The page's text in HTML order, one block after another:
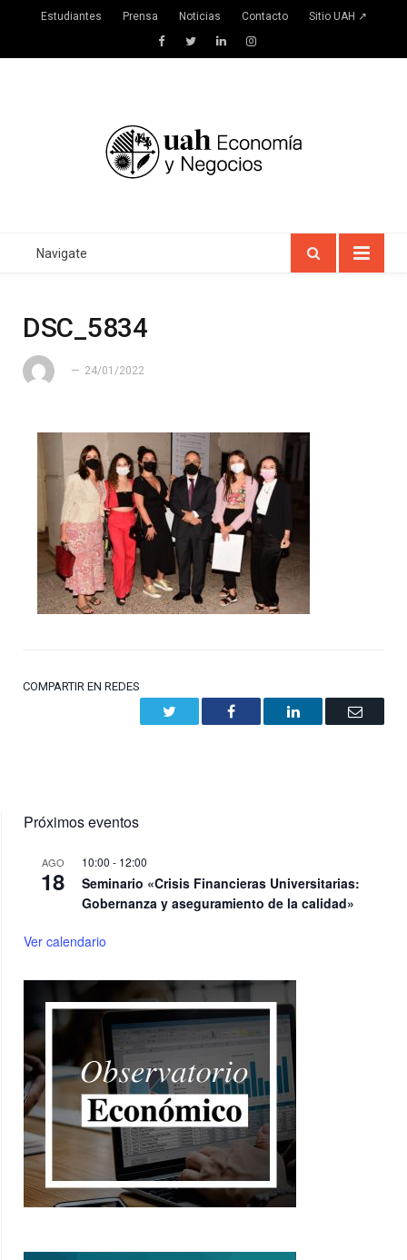
Estudiantes Prensa Noticias Contacto Sitio UAH ↗
FacebookTwitterLinkedInInstagram
Navigate
DSC_5834
24/01/2022
COMPARTIR EN REDES
Facebook LinkedIn Email
Próximos eventos
AGO
18
10:00 - 12:00
Seminario «Crisis Financieras Universitarias:
Gobernanza y aseguramiento de la calidad»
Ver calendario